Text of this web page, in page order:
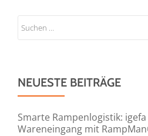
NEUESTE BEITRÄGE
Smarte Rampenlogistik:
Wareneingang mit